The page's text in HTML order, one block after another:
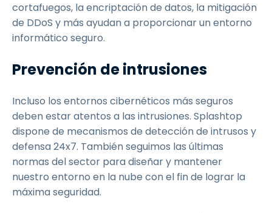
cortafuegos, la encriptación de datos, la mitigación
de DDoS y más ayudan a proporcionar un entorno
informático seguro.
Prevención de intrusiones
Incluso los entornos cibernéticos más seguros
deben estar atentos a las intrusiones. Splashtop
dispone de mecanismos de detección de intrusos y
defensa 24x7. También seguimos las últimas
normas del sector para diseñar y mantener
nuestro entorno en la nube con el fin de lograr la
máxima seguridad.